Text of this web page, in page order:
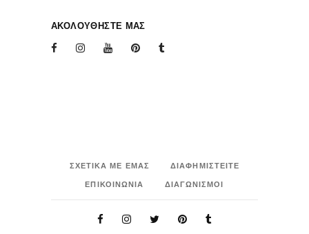
ΑΚΟΛΟΥΘΗΣΤΕ ΜΑΣ
ΣΧΕΤΙΚΑ ΜΕ ΕΜΑΣ
ΔΙΑΦΗΜΙΣΤΕΙΤΕ
ΕΠΙΚΟΙΝΩΝΙΑ
ΔΙΑΓΩΝΙΣΜΟΙ